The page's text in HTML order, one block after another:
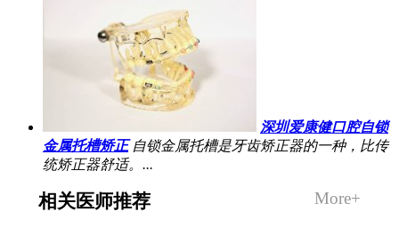
深圳爱康健口腔自锁
金属托槽矫正 自锁金属托槽是牙齿矫正器的一种，比传
统矫正器舒适。...
相关医师推荐 More+